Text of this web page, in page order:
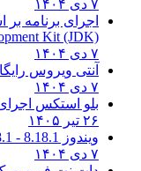
۷ دی ۱۴۰۴
اجرای برنامه
Kit (JDK)
۷ دی ۱۴۰۴
آنتی ویروس
۷ دی ۱۴۰۴
بلو استکس اجرای
۲۶ تیر ۱۴۰۵
ویندوز 8.1
8.1 - Microsoft Windows 8.1
۷ دی ۱۴۰۴